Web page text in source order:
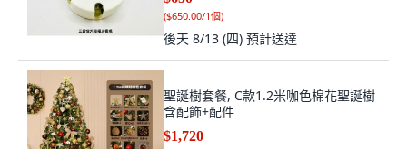
($650.00/1個)
後天 8/13 (四) 預計送達
聖誕樹套餐, C款1.2米咖色棉花聖誕樹
含配飾+配件
$1,720